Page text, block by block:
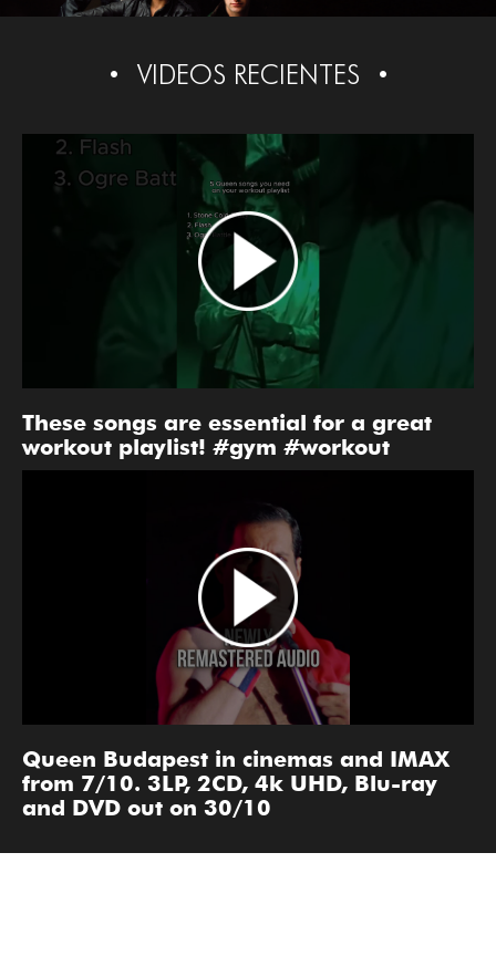
VIDEOS RECIENTES
These songs are essential for a great
workout playlist! #gym #workout
Queen Budapest in cinemas and IMAX
from 7/10. 3LP, 2CD, 4k UHD, Blu-ray
and DVD out on 30/10